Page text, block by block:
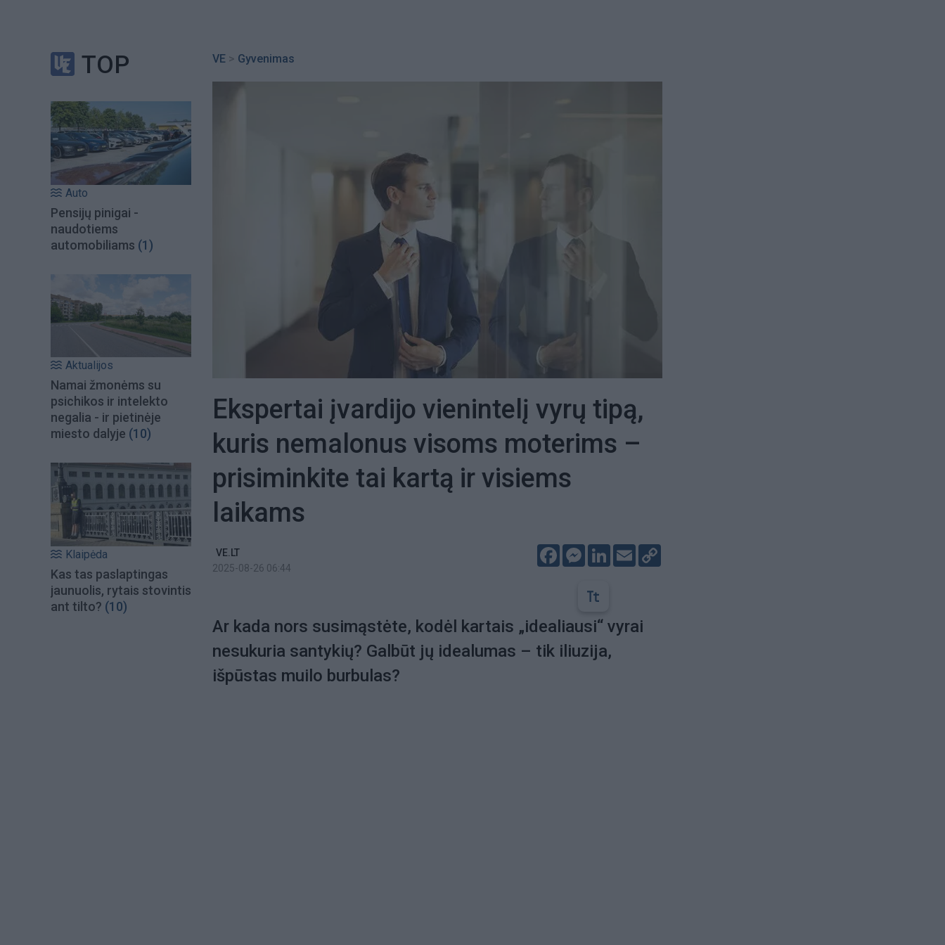
TOP
Auto
Pensijų pinigai -
naudotiems
automobiliams (1)
Aktualijos
Namai žmonėms su
psichikos ir intelekto
negalia - ir pietinėje
miesto dalyje (10)
Klaipėda
Kas tas paslaptingas
jaunuolis, rytais stovintis
ant tilto? (10)
VE > Gyvenimas
Ekspertai įvardijo vienintelį vyrų tipą,
kuris nemalonus visoms moterims –
prisiminkite tai kartą ir visiems
laikams
VE.LT
2025-08-26 06:44
FacebookMessenger
LinkedIn
Email
Ar kada nors susimąstėte, kodėl kartais „idealiausi“ vyrai
nesukuria santykių? Galbūt jų idealumas – tik iliuzija,
išpūstas muilo burbulas?